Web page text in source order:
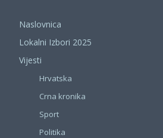
Naslovnica
Lokalni Izbori 2025
Vijesti
Hrvatska
Crna kronika
Sport
Politika